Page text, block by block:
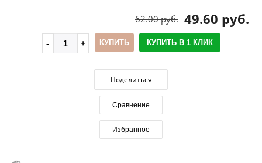
49.60 руб.
62.00 руб.
КУПИТЬ КУПИТЬ В 1 КЛИК
Поделиться
Сравнение
Избранное